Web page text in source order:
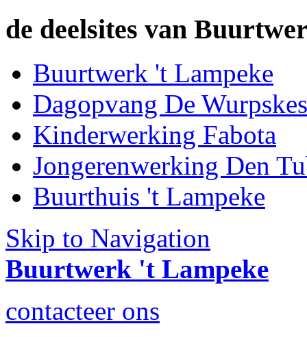
de deelsites van
Buurtwerk 't Lampeke
Dagopvang De Wurpskes
Kinderwerking Fabota
Jongerenwerking Den
Buurthuis 't Lampeke
Skip to Navigation
Buurtwerk 't Lampeke
contacteer ons